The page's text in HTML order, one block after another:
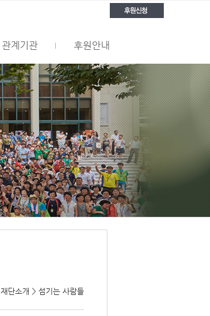
관계기관 후원안내
재단소개 > 섬기는 사람들